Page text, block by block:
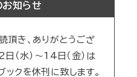
知らせ
頂き、ありがとうござ
（水）～14日（金）は
ックを休刊に致します。